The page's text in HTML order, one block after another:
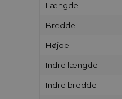
Længde
Bredde
Højde
Indre længde
Indre bredde